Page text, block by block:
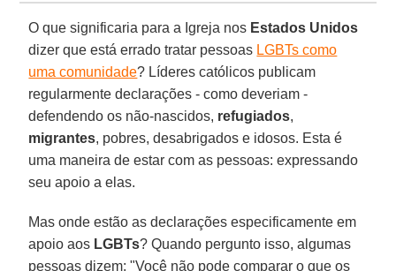
O que significaria para a Igreja nos Estados Unidos
dizer que está errado tratar pessoas LGBTs como
uma comunidade? Líderes católicos publicam
regularmente declarações - como deveriam -
defendendo os não-nascidos, refugiados,
migrantes, pobres, desabrigados e idosos. Esta é
uma maneira de estar com as pessoas: expressando
seu apoio a elas.
Mas onde estão as declarações especificamente em
apoio aos LGBTs? Quando pergunto isso, algumas
pessoas dizem: "Você não pode comparar o que os